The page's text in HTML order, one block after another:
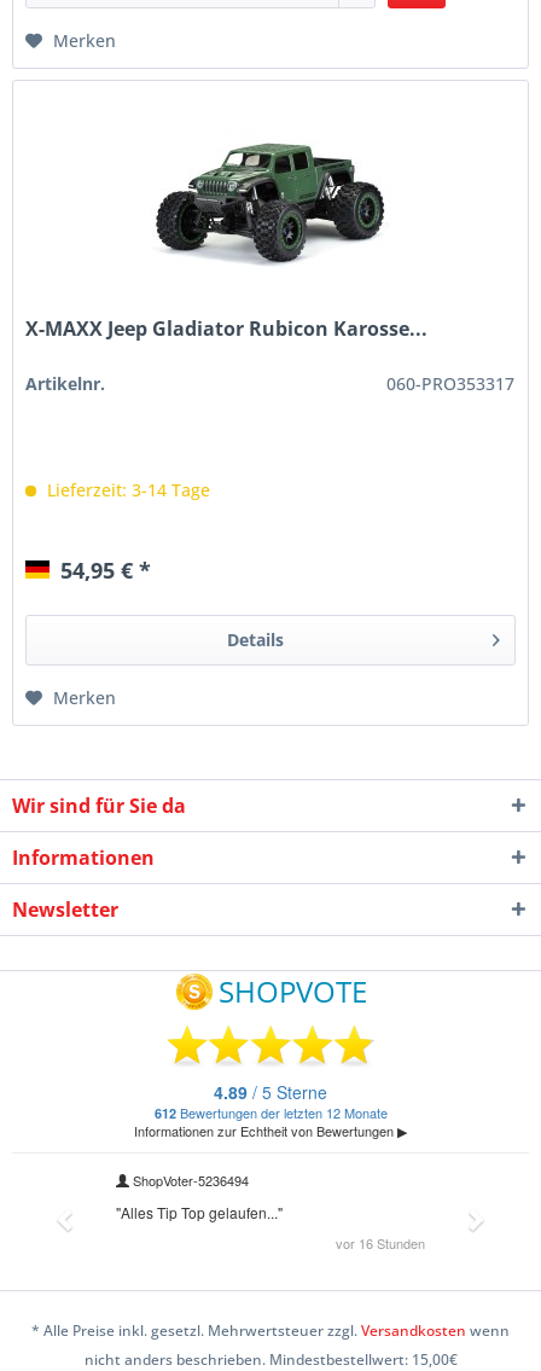
Merken
X-MAXX Jeep Gladiator Rubicon Karosse...
Artikelnr. 060-PRO353317
Lieferzeit: 3-14 Tage
54,95 € *
Details
Merken
Wir sind für Sie da
Informationen
Newsletter
* Alle Preise inkl. gesetzl. Mehrwertsteuer zzgl.Versandkosten wenn
nicht anders beschrieben. Mindestbestellwert: 15,00€